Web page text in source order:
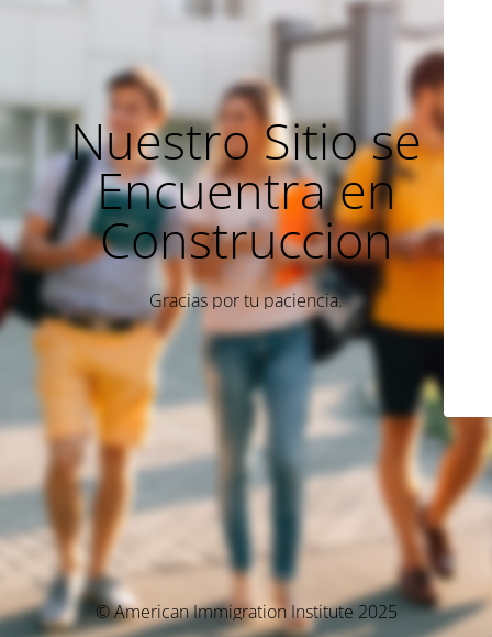
Nuestro Sitio se
Encuentra en
Construccion
Gracias por tu paciencia.
© American Immigration Institute 2025